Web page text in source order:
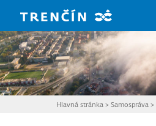
Hlavná stránka >Samospráva >